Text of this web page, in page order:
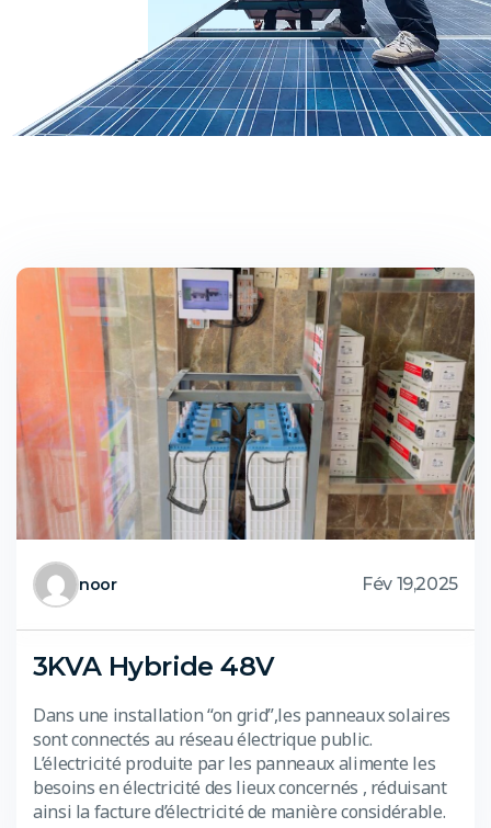
noor Fév 19,2025
3KVA Hybride 48V
Dans une installation “on grid”,les panneaux solaires
sont connectés au réseau électrique public.
L’électricité produite par les panneaux alimente les
besoins en électricité des lieux concernés , réduisant
ainsi la facture d’électricité de manière considérable.